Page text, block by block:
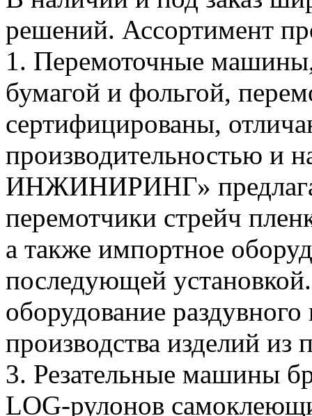
решений. Ассортимент
1. Перемоточные
бумагой и фольгой,
сертифицированы,
производительностью
ИНЖИНИРИНГ»
перемотчики стрейч
а также импортное
последующей
оборудование
производства изделий из
3. Резательные машины
LOG-рулонов